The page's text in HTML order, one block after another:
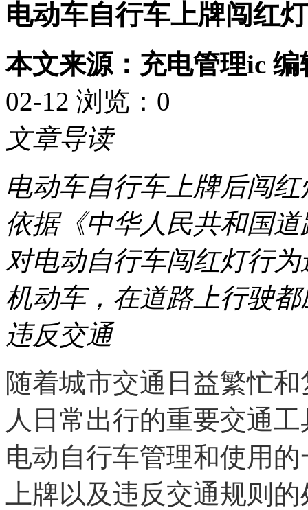
电动车自行车上牌闯红
本文来源：充电管理ic
02-12 浏览： 0
文章导读
电动车自行车上牌后闯
依据《中华人民共和国
对电动自行车闯红灯行
机动车，在道路上行驶
违反交通
随着城市交通日益繁忙
人日常出行的重要交通
电动自行车管理和使用
上牌以及违反交通规则